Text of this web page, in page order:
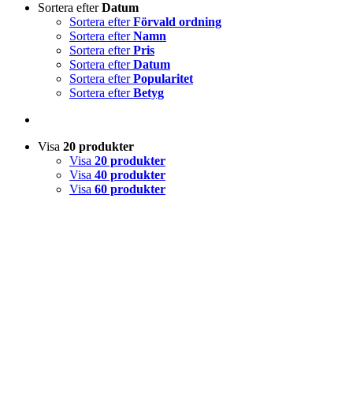
Sortera efterDatum
Sortera efterFörvald ordning
Sortera efterNamn
Sortera efterPris
Sortera efterDatum
Sortera efterPopularitet
Sortera efterBetyg
Visa 20 produkter
Visa 20 produkter
Visa 40 produkter
Visa 60 produkter